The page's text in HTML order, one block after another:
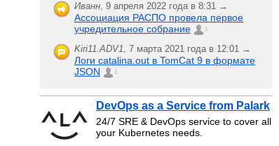
Иванн, 9 апреля 2022 года в 8:31 →
Ассоциация РАСПО провела первое
учредительное собрание
1
Kiri11.ADV1, 7 марта 2021 года в 12:01 →
Логи catalina.out в TomCat 9 в формате
JSON
1
DevOps as a Service from Palark
24/7 SRE & DevOps service to cover all
your Kubernetes needs.